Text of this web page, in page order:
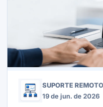
SUPORTE REMOTO
19 de jun. de 2026